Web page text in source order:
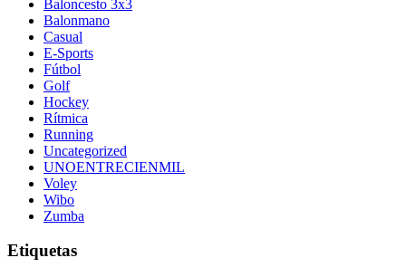
Baloncesto 3x3
Balonmano
Casual
E-Sports
Fútbol
Golf
Hockey
Rítmica
Running
Uncategorized
UNOENTRECIENMIL
Voley
Wibo
Zumba
Etiquetas